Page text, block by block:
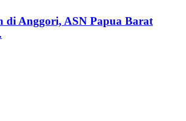
di Anggori, ASN Papua Barat